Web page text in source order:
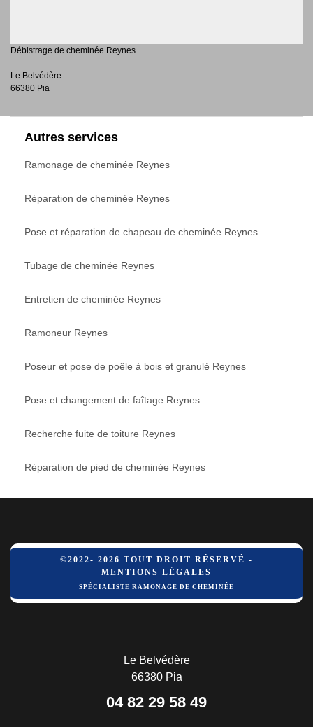
Débistrage de cheminée Reynes
Le Belvédère
66380 Pia
Autres services
Ramonage de cheminée Reynes
Réparation de cheminée Reynes
Pose et réparation de chapeau de cheminée Reynes
Tubage de cheminée Reynes
Entretien de cheminée Reynes
Ramoneur Reynes
Poseur et pose de poêle à bois et granulé Reynes
Pose et changement de faîtage Reynes
Recherche fuite de toiture Reynes
Réparation de pied de cheminée Reynes
©2022- 2026 TOUT DROIT RÉSERVÉ -
MENTIONS LÉGALES
SPÉCIALISTE RAMONAGE DE CHEMINÉE
Le Belvédère
66380 Pia
04 82 29 58 49